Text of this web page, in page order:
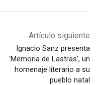
Artículo siguiente
Ignacio Sanz presenta
‘Memoria de Lastras’, un
homenaje literario a su
pueblo natal